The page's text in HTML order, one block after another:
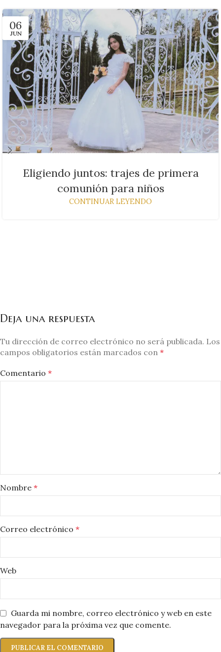
06
JUN
Eligiendo juntos: trajes de primera
comunión para niños
CONTINUAR LEYENDO
Deja una respuesta
Tu dirección de correo electrónico no será publicada. Los
campos obligatorios están marcados con *
Comentario *
Nombre *
Correo electrónico *
Web
Guarda mi nombre, correo electrónico y web en este
navegador para la próxima vez que comente.